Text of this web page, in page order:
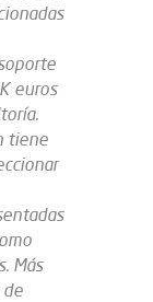
euros
tiene
Más